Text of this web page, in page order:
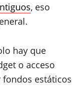
, eso
hay que
o acceso
estáticos